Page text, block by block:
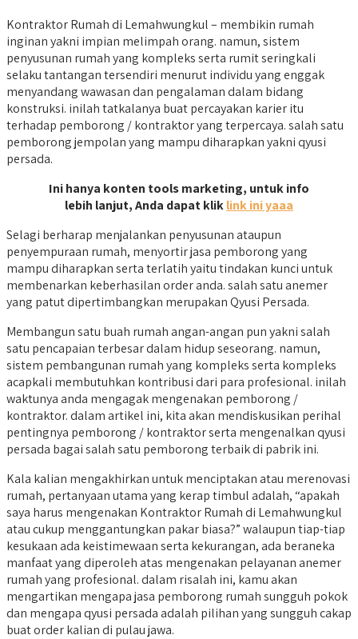
Kontraktor Rumah di Lemahwungkul – membikin rumah
inginan yakni impian melimpah orang. namun, sistem
penyusunan rumah yang kompleks serta rumit seringkali
selaku tantangan tersendiri menurut individu yang enggak
menyandang wawasan dan pengalaman dalam bidang
konstruksi. inilah tatkalanya buat percayakan karier itu
terhadap pemborong / kontraktor yang terpercaya. salah satu
pemborong jempolan yang mampu diharapkan yakni qyusi
persada.
Ini hanya konten tools marketing, untuk info
lebih lanjut, Anda dapat kliklink ini yaaa
Selagi berharap menjalankan penyusunan ataupun
penyempuraan rumah, menyortir jasa pemborong yang
mampu diharapkan serta terlatih yaitu tindakan kunci untuk
membenarkan keberhasilan order anda. salah satu anemer
yang patut dipertimbangkan merupakan Qyusi Persada.
Membangun satu buah rumah angan-angan pun yakni salah
satu pencapaian terbesar dalam hidup seseorang. namun,
sistem pembangunan rumah yang kompleks serta kompleks
acapkali membutuhkan kontribusi dari para profesional. inilah
waktunya anda mengagak mengenakan pemborong /
kontraktor. dalam artikel ini, kita akan mendiskusikan perihal
pentingnya pemborong / kontraktor serta mengenalkan qyusi
persada bagai salah satu pemborong terbaik di pabrik ini.
Kala kalian mengakhirkan untuk menciptakan atau merenovasi
rumah, pertanyaan utama yang kerap timbul adalah, “apakah
saya harus mengenakan Kontraktor Rumah di Lemahwungkul
atau cukup menggantungkan pakar biasa?” walaupun tiap-tiap
kesukaan ada keistimewaan serta kekurangan, ada beraneka
manfaat yang diperoleh atas mengenakan pelayanan anemer
rumah yang profesional. dalam risalah ini, kamu akan
mengartikan mengapa jasa pemborong rumah sungguh pokok
dan mengapa qyusi persada adalah pilihan yang sungguh cakap
buat order kalian di pulau jawa.